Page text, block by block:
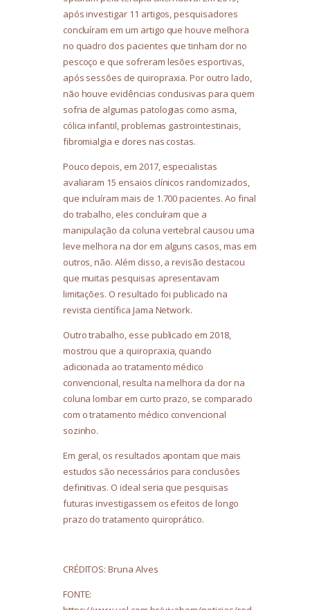
após investigar 11 artigos, pesquisadores
concluíram em um artigo que houve melhora
no quadro dos pacientes que tinham dor no
pescoço e que sofreram lesões esportivas,
após sessões de quiropraxia. Por outro lado,
não houve evidências conclusivas para quem
sofria de algumas patologias como asma,
cólica infantil, problemas gastrointestinais,
fibromialgia e dores nas costas.
Pouco depois, em 2017, especialistas
avaliaram 15 ensaios clínicos randomizados,
que incluíram mais de 1.700 pacientes. Ao final
do trabalho, eles concluíram que a
manipulação da coluna vertebral causou uma
leve melhora na dor em alguns casos, mas em
outros, não. Além disso, a revisão destacou
que muitas pesquisas apresentavam
limitações. O resultado foi publicado na
revista científica Jama Network.
Outro trabalho, esse publicado em 2018,
mostrou que a quiropraxia, quando
adicionada ao tratamento médico
convencional, resulta na melhora da dor na
coluna lombar em curto prazo, se comparado
com o tratamento médico convencional
sozinho.
Em geral, os resultados apontam que mais
estudos são necessários para conclusões
definitivas. O ideal seria que pesquisas
futuras investigassem os efeitos de longo
prazo do tratamento quiroprático.
CRÉDITOS: Bruna Alves
FONTE: